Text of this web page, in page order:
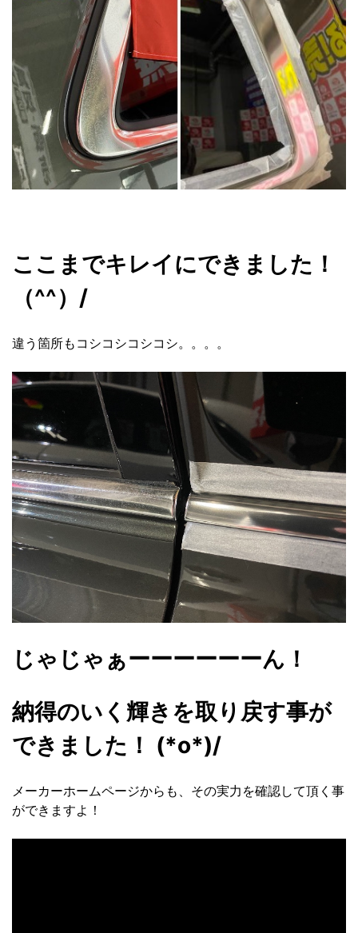
ここまでキレイにできました！
（^^）/
違う箇所もコシコシコシコシ。。。。
じゃじゃぁーーーーーーん！
納得のいく輝きを取り戻す事が
できました！ (*o*)/
メーカーホームページからも、その実力を確認して頂く事
ができますよ！